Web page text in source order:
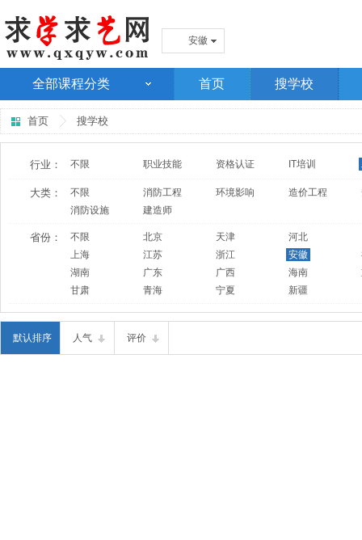
安徽
全部课程分类 首页 搜学校
首页 搜学校
行业： 不限 职业技能 资格认证 IT培训
大类： 不限 消防工程 环境影响 造价工程
消防设施
建造师
省份： 不限 北京 天津 河北
上海
江苏 浙江 安徽
湖南
广东 广西 海南
甘肃
青海 宁夏 新疆
默认排序 人气 评价